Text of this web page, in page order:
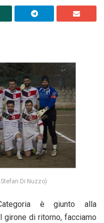
Stefan Di Nuzzo)
è giunto alla
di ritorno, facciamo